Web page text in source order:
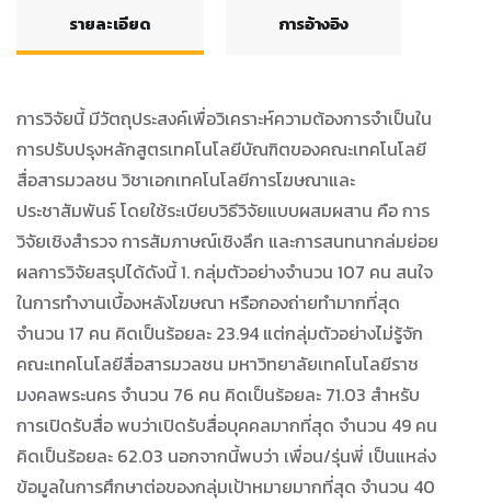
รายละเอียด การอ้างอิง
การวิจัยนี้ มีวัตถุประสงค์เพื่อวิเคราะห์ความต้องการจำเป็นใน
การปรับปรุงหลักสูตรเทคโนโลยีบัณฑิตของคณะเทคโนโลยี
สื่อสารมวลชน วิชาเอกเทคโนโลยีการโฆษณาและ
ประชาสัมพันธ์ โดยใช้ระเบียบวิธีวิจัยแบบผสมผสาน คือ การ
วิจัยเชิงสำรวจ การสัมภาษณ์เชิงลึก และการสนทนากล่มย่อย
ผลการวิจัยสรุปได้ดังนี้ 1. กลุ่มตัวอย่างจำนวน 107 คน สนใจ
ในการทำงานเบื้องหลังโฆษณา หรือกองถ่ายทำมากที่สุด
จำนวน 17 คน คิดเป็นร้อยละ 23.94 แต่กลุ่มตัวอย่างไม่รู้จัก
คณะเทคโนโลยีสื่อสารมวลชน มหาวิทยาลัยเทคโนโลยีราช
มงคลพระนคร จำนวน 76 คน คิดเป็นร้อยละ 71.03 สำหรับ
การเปิดรับสื่อ พบว่าเปิดรับสื่อบุคคลมากที่สุด จำนวน 49 คน
คิดเป็นร้อยละ 62.03 นอกจากนี้พบว่า เพื่อน/รุ่นพี่ เป็นแหล่ง
ข้อมูลในการศึกษาต่อของกลุ่มเป้าหมายมากที่สุด จำนวน 40